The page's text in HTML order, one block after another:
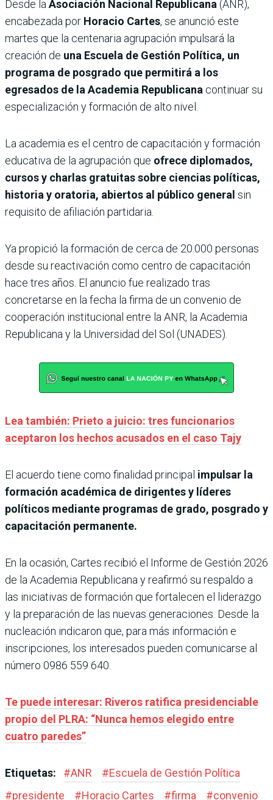
Desde la Asociación Nacional Republicana (ANR),
encabezada por Horacio Cartes, se anunció este
martes que la centenaria agrupación impulsará la
creación de una Escuela de Gestión Política, un
programa de posgrado que permitirá a los
egresados de la Academia Republicana continuar su
especialización y formación de alto nivel.
La academia es el centro de capacitación y formación
educativa de la agrupación que ofrece diplomados,
cursos y charlas gratuitas sobre ciencias políticas,
historia y oratoria, abiertos al público general sin
requisito de afiliación partidaria.
Ya propició la formación de cerca de 20.000 personas
desde su reactivación como centro de capacitación
hace tres años. El anuncio fue realizado tras
concretarse en la fecha la firma de un convenio de
cooperación institucional entre la ANR, la Academia
Republicana y la Universidad del Sol (UNADES).
Lea también: Prieto a juicio: tres funcionarios
aceptaron los hechos acusados en el caso Tajy
El acuerdo tiene como finalidad principal impulsar la
formación académica de dirigentes y líderes
políticos mediante programas de grado, posgrado y
capacitación permanente.
En la ocasión, Cartes recibió el Informe de Gestión 2026
de la Academia Republicana y reafirmó su respaldo a
las iniciativas de formación que fortalecen el liderazgo
y la preparación de las nuevas generaciones. Desde la
nucleación indicaron que, para más información e
inscripciones, los interesados pueden comunicarse al
número 0986 559 640.
Te puede interesar: Riveros ratifica presidenciable
propio del PLRA: “Nunca hemos elegido entre
cuatro paredes”
Etiquetas: #ANR #Escuela de Gestión Política
#presidente #Horacio Cartes #firma #convenio